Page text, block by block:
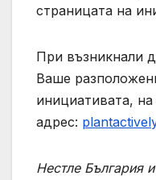
страницата на
При възникнали
Ваше
инициативата, на
адрес:
Нестле България